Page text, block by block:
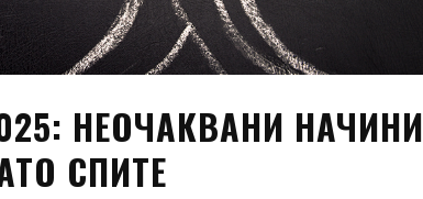
НЕОЧАКВАНИ НАЧИНИ
СПИТЕ